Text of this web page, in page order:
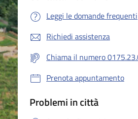
Leggi le domande frequenti
Richiedi assistenza
Chiama il numero
Prenota appuntamento
Problemi in città